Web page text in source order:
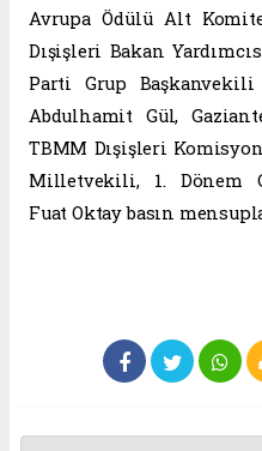
Avrupa Ödülü Alt
Dışişleri Bakan
Parti Grup
Abdulhamit Gül,
TBMM Dışişleri
Milletvekili, 1. Dönem
Fuat Oktay basın